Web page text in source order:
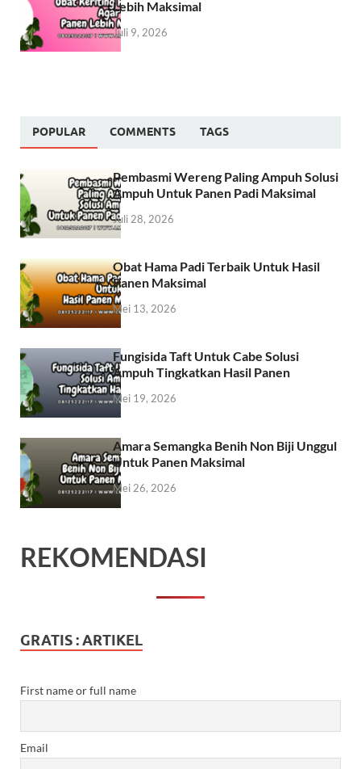
Lebih Maksimal
Juli 9, 2026
POPULAR COMMENTS TAGS
Pembasmi Wereng Paling Ampuh Solusi
Ampuh Untuk Panen Padi Maksimal
Juli 28, 2026
Obat Hama Padi Terbaik Untuk Hasil
Panen Maksimal
Mei 13, 2026
Fungisida Taft Untuk Cabe Solusi
Ampuh Tingkatkan Hasil Panen
Mei 19, 2026
Amara Semangka Benih Non Biji Unggul
Untuk Panen Maksimal
Mei 26, 2026
REKOMENDASI
GRATIS : ARTIKEL
First name or full name
Email